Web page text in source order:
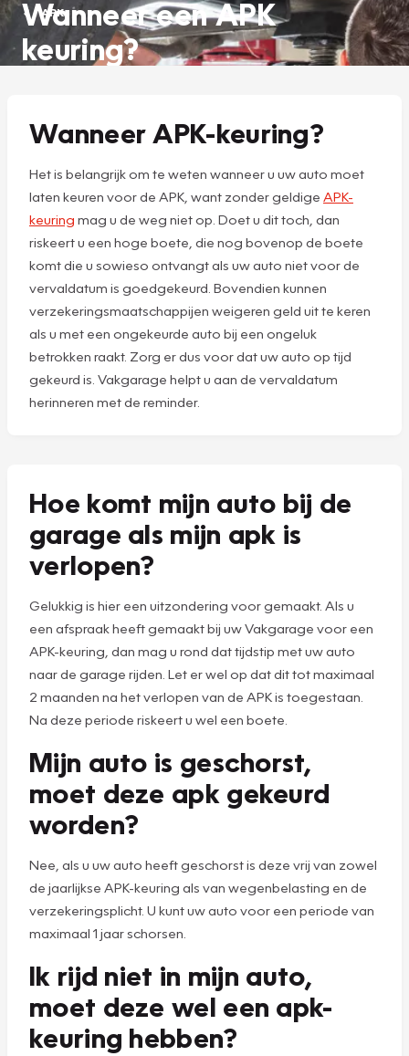
APK
Wanneer een APK
keuring?
Wanneer APK-keuring?
Het is belangrijk om te weten wanneer u uw auto moet
laten keuren voor de APK, want zonder geldige APK-
keuring mag u de weg niet op. Doet u dit toch, dan
riskeert u een hoge boete, die nog bovenop de boete
komt die u sowieso ontvangt als uw auto niet voor de
vervaldatum is goedgekeurd. Bovendien kunnen
verzekeringsmaatschappijen weigeren geld uit te keren
als u met een ongekeurde auto bij een ongeluk
betrokken raakt. Zorg er dus voor dat uw auto op tijd
gekeurd is. Vakgarage helpt u aan de vervaldatum
herinneren met de reminder.
Hoe komt mijn auto bij de
garage als mijn apk is
verlopen?
Gelukkig is hier een uitzondering voor gemaakt. Als u
een afspraak heeft gemaakt bij uw Vakgarage voor een
APK-keuring, dan mag u rond dat tijdstip met uw auto
naar de garage rijden. Let er wel op dat dit tot maximaal
2 maanden na het verlopen van de APK is toegestaan.
Na deze periode riskeert u wel een boete.
Mijn auto is geschorst,
moet deze apk gekeurd
worden?
Nee, als u uw auto heeft geschorst is deze vrij van zowel
de jaarlijkse APK-keuring als van wegenbelasting en de
verzekeringsplicht. U kunt uw auto voor een periode van
maximaal 1 jaar schorsen.
Ik rijd niet in mijn auto,
moet deze wel een apk-
keuring hebben?